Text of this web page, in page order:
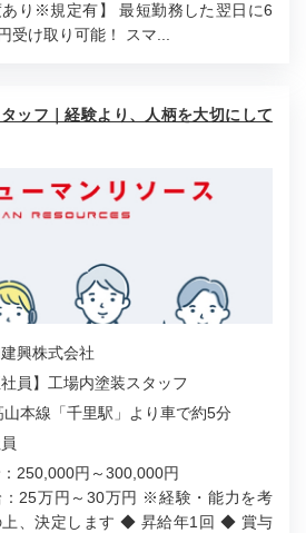
り※規定有】 最短勤務した翌日に6
受け取り可能！ スマ...
ッフ｜経験より、人柄を大切にして
興株式会社
社員】工場内塗装スタッフ
山本線「千里駅」より車で約5分
：250,000円～300,000円
：25万円～30万円 ※経験・能力を考
上、決定します ◆ 昇給年1回 ◆ 賞与